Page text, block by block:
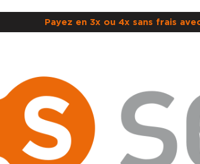
Payez en 3x ou 4x sans frais